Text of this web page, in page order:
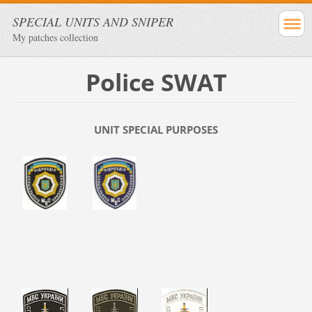
SPECIAL UNITS AND SNIPER
My patches collection
Police SWAT
UNIT SPECIAL PURPOSES